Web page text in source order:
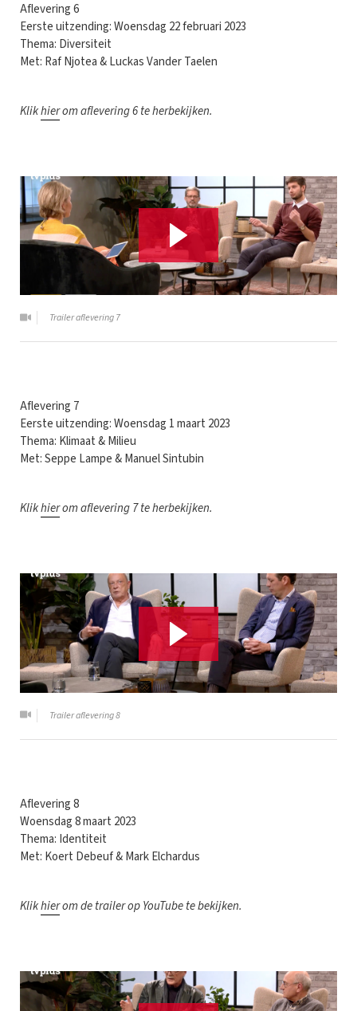
Aflevering 6
Eerste uitzending: Woensdag 22 februari 2023
Thema: Diversiteit
Met: Raf Njotea & Luckas Vander Taelen
Klikhierom aflevering 6 te herbekijken.
Trailer aflevering 7
Aflevering 7
Eerste uitzending: Woensdag 1 maart 2023
Thema: Klimaat & Milieu
Met: Seppe Lampe & Manuel Sintubin
Klikhierom aflevering 7 te herbekijken.
Trailer aflevering 8
Aflevering 8
Woensdag 8 maart 2023
Thema: Identiteit
Met: Koert Debeuf & Mark Elchardus
Klikhierom de trailer op YouTube te bekijken.